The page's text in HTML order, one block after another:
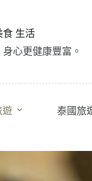
食 生活
心更健康豐富。
遊 泰國旅